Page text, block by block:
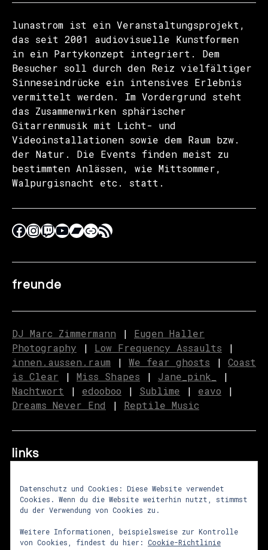
lunastrom ist ein Veranstaltungsprojekt,
das seit 2001 audiovisuelle Kunstformen
in ein Partykonzept integriert. Dem
Besucher soll durch den Reiz vielfältiger
Sinneseindrücke ein intensives Erlebnis
vermittelt werden. Im Vordergrund steht
das Zusammenwirken sphärischer
Gitarrenmusik mit Licht- und
Videoinstallationen sowie dem Raum bzw.
der Natur. Die Events finden meist zu
bestimmten Anlässen, wie Mittsommer,
Walpurgisnacht etc. statt.
freunde
DJ Marc Zimmermann | Eugen Haller
Photography | Low Frequency Assaults |
innen.aussen.raum | We fear ghosts | Coast
is Clear | Miss Shapes | Jane_pink_
|
Nachtwort | edooboo | Sublime | eavo |
Dreams Never End | Reptile Music
links
über uns | presse|newsletter
impressum|datenschutz |
Datenschutz und Cookies: Diese Website verwendet
Cookies. Wenn du die Website weiterhin nutzt, stimmst
du der Verwendung von Cookies zu.
Weitere Informationen, beispielsweise zur Kontrolle
von Cookies, findest du hier: Cookie-Richtlinie